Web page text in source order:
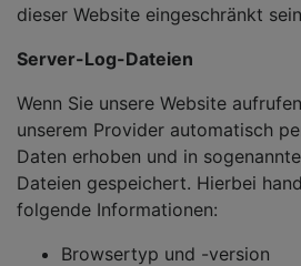
dieser Website eingeschränkt
Server-Log-Dateien
Wenn Sie unsere Website
unserem Provider automatisch
Daten erhoben und in
Dateien gespeichert. Hierbei
folgende Informationen:
Browsertyp und -version